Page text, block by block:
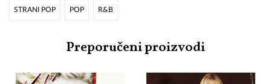
STRANI POP POP R&B
Preporučeni proizvodi